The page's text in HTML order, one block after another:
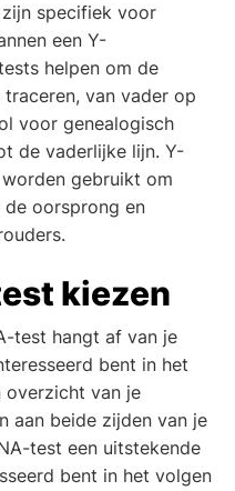
specifiek voor
een Y-
helpen om de
van vader op
voor genealogisch
de vaderlijke lijn. Y-
gebruikt om
oorsprong en
kiezen
test hangt af van je
bent in het
overzicht van je
aan beide zijden van je
test een uitstekende
bent in het volgen